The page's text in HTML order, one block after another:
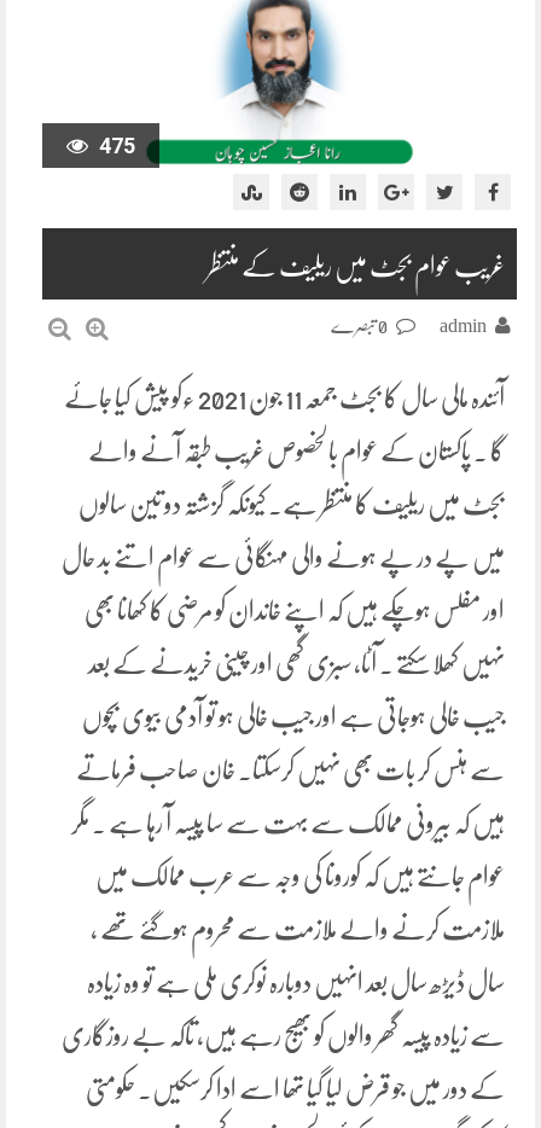
475
غریب عوام بجٹ میں ریلیف کے منتظر
admin
آئندہ مالی سال کا بجٹ جمعہ 11 جون 2021 ءکو پیش کیا جائے
گا ۔ پاکستان کے عوام بالخصوص غریب طبقہ آنے والے
بجٹ میں ریلیف کا منتظر ہے۔ کیونکہ گزشتہ دو تین سالوں
میں پے در پے ہونے والی مہنگائی سے عوام اتنے بد حال
اور مفلس ہوچکے ہیں کہ اپنے خاندان کو مرضی کا کھانا بھی
نہیں کھلا سکتے ۔ آٹا، سبزی گھی اور چینی خریدنے کے بعد
جیب خالی ہوجاتی ہے اور جیب خالی ہو تو آدمی بیوی بچوں
سے ہنس کر بات بھی نہیں کرسکتا۔ خان صاحب فرماتے
ہیں کہ بیرونی ممالک سے بہت سے سا پیسہ آ رہا ہے ۔ مگر
عوام جانتے ہیں کہ کورونا کی وجہ سے عرب ممالک میں
ملازمت کرنے والے ملازمت سے محروم ہوگئے تھے ،
سال ڈیڑھ سال بعد انہیں دوبارہ نوکری ملی ہے تو وہ زیادہ
سے زیادہ پیسہ گھر والوں کو بھیج رہے ہیں، تاکہ بے روزگاری
کے دور میں جو قرض لیا گیا تھا اسے ادا کرسکیں۔ حکومتی